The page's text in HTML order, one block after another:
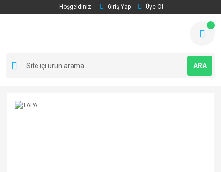
Hoşgeldiniz Giriş Yap Üye Ol
ARA